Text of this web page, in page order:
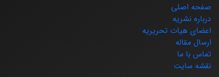
صفحه اصلی
درباره نشریه
اعضای هیات تحریریه
ارسال مقاله
تماس با ما
نقشه سایت